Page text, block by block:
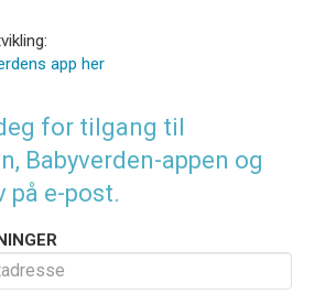
app her
for tilgang til
Babyverden-appen og
på e-post.